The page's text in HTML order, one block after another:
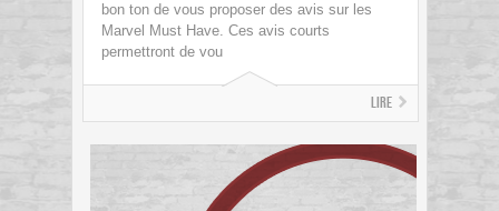
bon ton de vous proposer des avis sur les
Marvel Must Have. Ces avis courts
permettront de vou
Lire